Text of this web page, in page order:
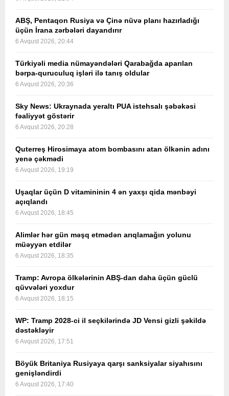
ABŞ, Pentaqon Rusiya və Çinə nüvə planı hazırladığı
üçün İrana zərbələri dayandırır
6 Avqust 2026, 20:44
Türkiyəli media nümayəndələri Qarabağda aparılan
bərpa-quruculuq işləri ilə tanış oldular
6 Avqust 2026, 20:36
Sky News: Ukraynada yeraltı PUA istehsalı şəbəkəsi
fəaliyyət göstərir
6 Avqust 2026, 20:28
Quterreş Hirosimaya atom bombasını atan ölkənin adını
yenə çəkmədi
6 Avqust 2026, 19:19
Uşaqlar üçün D vitamininin 4 ən yaxşı qida mənbəyi
açıqlandı
6 Avqust 2026, 18:45
Alimlər hər gün məşq etmədən arıqlamağın yolunu
müəyyən etdilər
6 Avqust 2026, 18:35
Tramp: Avropa ölkələrinin ABŞ-dan daha üçün güclü
qüvvələri yoxdur
6 Avqust 2026, 18:15
WP: Tramp 2028-ci il seçkilərində JD Vensi gizli şəkildə
dəstəkləyir
6 Avqust 2026, 17:51
Böyük Britaniya Rusiyaya qarşı sanksiyalar siyahısını
genişləndirdi
6 Avqust 2026, 17:40